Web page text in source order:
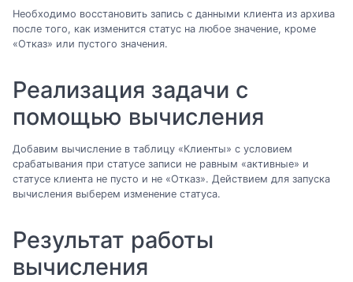
Необходимо восстановить запись с данными клиента из архива
после того, как изменится статус на любое значение, кроме
«Отказ» или пустого значения.
Реализация задачи с
помощью вычисления
Добавим вычисление в таблицу «Клиенты» с условием
срабатывания при статусе записи не равным «активные» и
статусе клиента не пусто и не «Отказ». Действием для запуска
вычисления выберем изменение статуса.
Результат работы
вычисления